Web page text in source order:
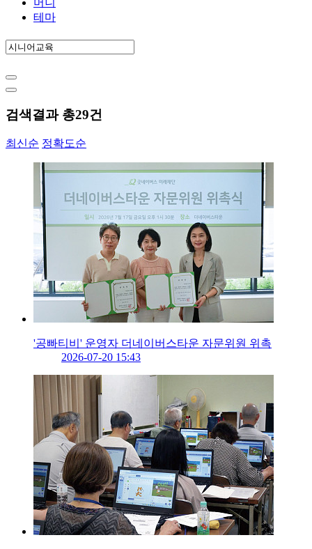
머니
테마
검색결과 총29건
최신순 정확도순
'공빠티비' 운영자 더네이버스타운 자문위원 위촉
2026-07-20 15:43